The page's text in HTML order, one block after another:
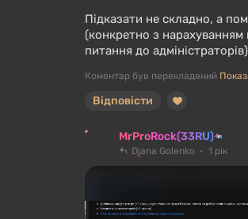
Підказати не складно, а
(конкретно з
питання до адміністраторів)
Коментар був перекладений
Відповісти
MrProRock(33RU)
Diana Golenko 1 рік